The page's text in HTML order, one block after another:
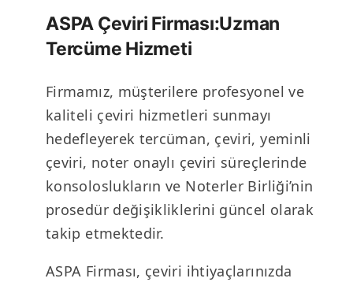
ASPA Çeviri Firması:Uzman
Tercüme Hizmeti
Firmamız, müşterilere profesyonel ve
kaliteli çeviri hizmetleri sunmayı
hedefleyerek tercüman, çeviri, yeminli
çeviri, noter onaylı çeviri süreçlerinde
konsoloslukların ve Noterler Birliği’nin
prosedür değişikliklerini güncel olarak
takip etmektedir.
ASPA Firması, çeviri ihtiyaçlarınızda